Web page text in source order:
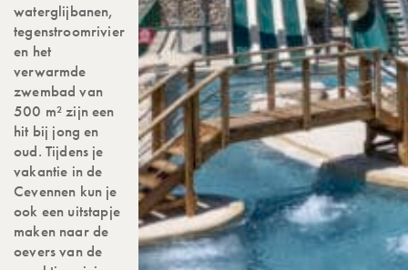
waterglijbanen,
tegenstroomrivier
en het
verwarmde
zwembad van
500 m² zijn een
hit bij jong en
oud. Tijdens je
vakantie in de
Cevennen kun je
ook een uitstapje
maken naar de
oevers van de